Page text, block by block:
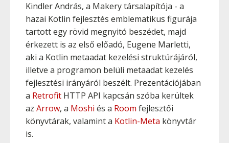
Kindler András, a Makery társalapítója - a
hazai Kotlin fejlesztés emblematikus figurája
tartott egy rövid megnyitó beszédet, majd
érkezett is az első előadó, Eugene Marletti,
aki a Kotlin metaadat kezelési struktúrájáról,
illetve a programon belüli metaadat kezelés
fejlesztési irányáról beszélt. Prezentációjában
a Retrofit HTTP API kapcsán szóba kerültek
az Arrow, a Moshi és a Room fejlesztői
könyvtárak, valamint a Kotlin-Meta könyvtár
is.